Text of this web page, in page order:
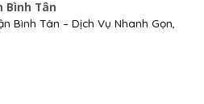
Bình Tân
Bình Tân – Dịch Vụ Nhanh Gọn,